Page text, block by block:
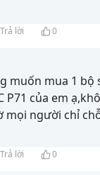
Trả lời 0
muốn mua 1 bộ
P71 của em
mọi người chỉ
Trả lời 0